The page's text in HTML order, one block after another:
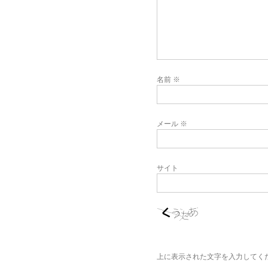
名前 ※
メール ※
サイト
上に表示された文字を入力してく